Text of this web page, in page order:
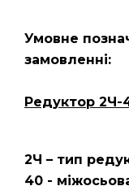
Умовне
замовленні:
Редуктор 2Ч-
2Ч – тип
40 -